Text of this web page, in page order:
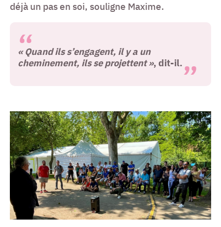
déjà un pas en soi, souligne Maxime.
« Quand ils s’engagent, il y a un
cheminement, ils se projettent », dit-il.